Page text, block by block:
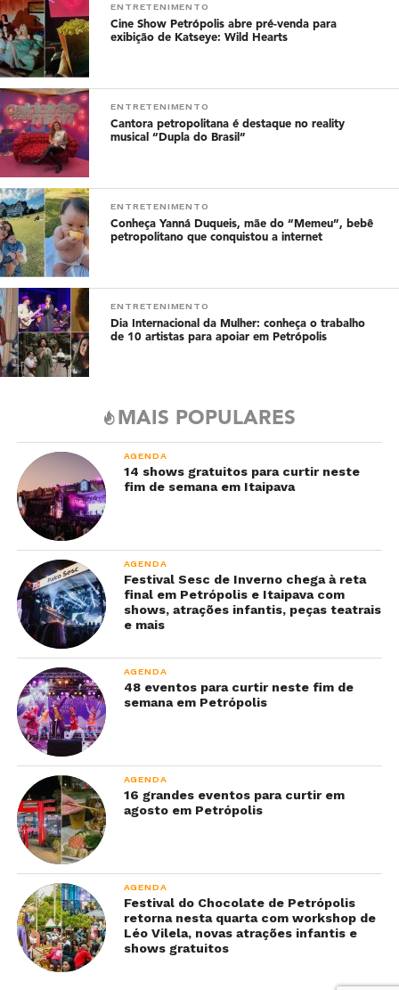
ENTRETENIMENTO
Cine Show Petrópolis abre pré-venda para
exibição de Katseye: Wild Hearts
ENTRETENIMENTO
Cantora petropolitana é destaque no reality
musical “Dupla do Brasil”
ENTRETENIMENTO
Conheça Yanná Duqueis, mãe do “Memeu”, bebê
petropolitano que conquistou a internet
ENTRETENIMENTO
Dia Internacional da Mulher: conheça o trabalho
de 10 artistas para apoiar em Petrópolis
MAIS POPULARES
AGENDA
14 shows gratuitos para curtir neste
fim de semana em Itaipava
AGENDA
Festival Sesc de Inverno chega à reta
final em Petrópolis e Itaipava com
shows, atrações infantis, peças teatrais
e mais
AGENDA
48 eventos para curtir neste fim de
semana em Petrópolis
AGENDA
16 grandes eventos para curtir em
agosto em Petrópolis
AGENDA
Festival do Chocolate de Petrópolis
retorna nesta quarta com workshop de
Léo Vilela, novas atrações infantis e
shows gratuitos